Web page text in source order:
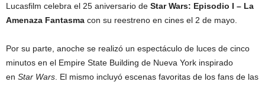
Lucasfilm celebra el 25 aniversario de Star Wars: Episodio I – La
Amenaza Fantasma con su reestreno en cines el 2 de mayo.
Por su parte, anoche se realizó un espectáculo de luces de cinco
minutos en el Empire State Building de Nueva York inspirado
en Star Wars . El mismo incluyó escenas favoritas de los fans de las